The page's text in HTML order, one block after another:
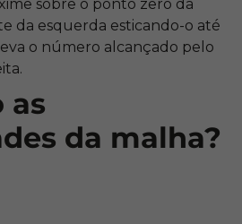
sobre o ponto zero da
da esquerda esticando-o até
o número alcançado pelo
as
da malha?